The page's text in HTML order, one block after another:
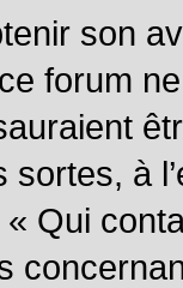
son
forum
sortes, à
Qui